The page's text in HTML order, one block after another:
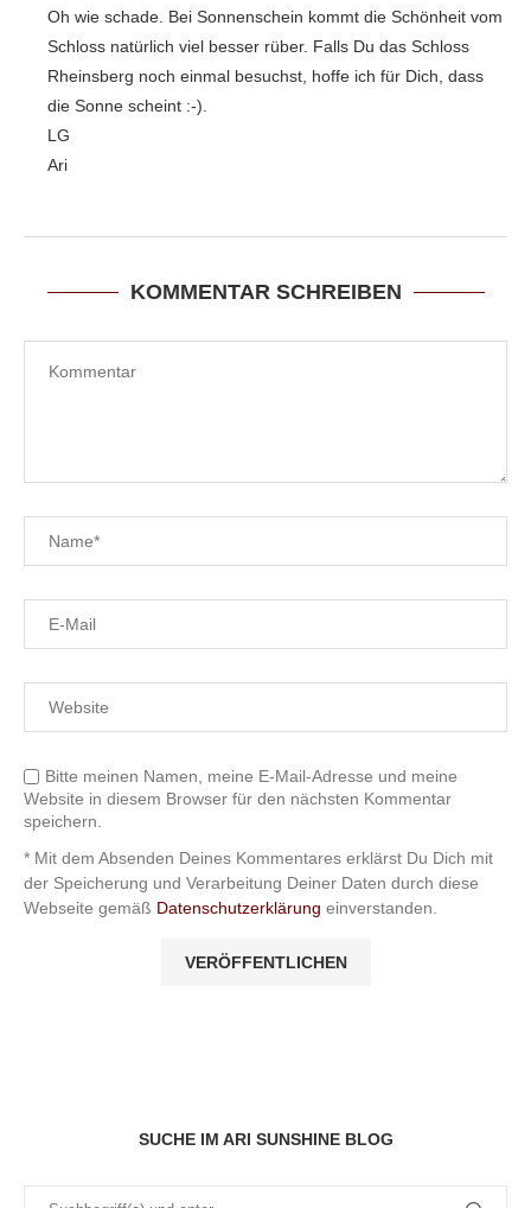
Oh wie schade. Bei Sonnenschein kommt die Schönheit vom
Schloss natürlich viel besser rüber. Falls Du das Schloss
Rheinsberg noch einmal besuchst, hoffe ich für Dich, dass
die Sonne scheint :-).
LG
Ari
KOMMENTAR SCHREIBEN
Bitte meinen Namen, meine E-Mail-Adresse und meine
Website in diesem Browser für den nächsten Kommentar
speichern.
* Mit dem Absenden Deines Kommentares erklärst Du Dich mit
der Speicherung und Verarbeitung Deiner Daten durch diese
Webseite gemäß Datenschutzerklärung einverstanden.
SUCHE IM ARI SUNSHINE BLOG